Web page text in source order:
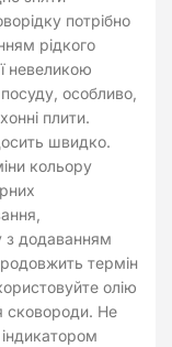
потрібно
рідкого
невеликою
посуду, особливо,
плити.
швидко.
кольору
з додаванням
термін
олію
сковороди. Не